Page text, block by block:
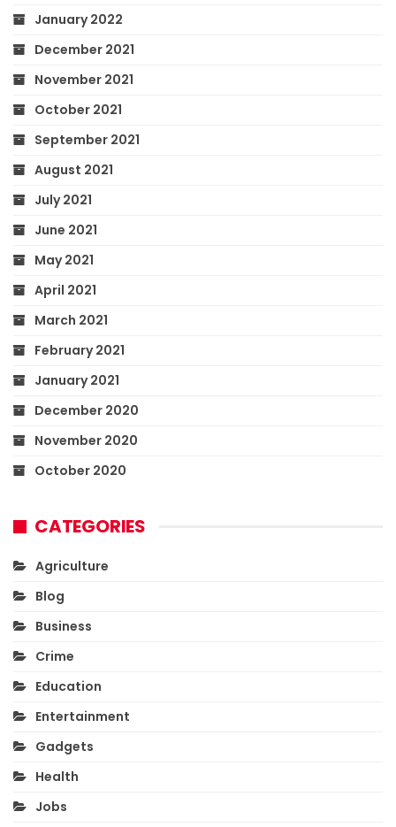
January 2022
December 2021
November 2021
October 2021
September 2021
August 2021
July 2021
June 2021
May 2021
April 2021
March 2021
February 2021
January 2021
December 2020
November 2020
October 2020
CATEGORIES
Agriculture
Blog
Business
Crime
Education
Entertainment
Gadgets
Health
Jobs